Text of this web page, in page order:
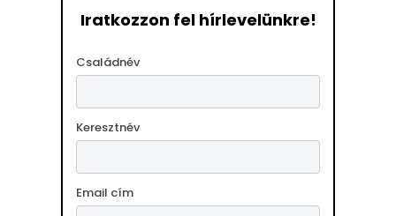
Iratkozzon fel hírlevelünkre!
Családnév
Keresztnév
Email cím